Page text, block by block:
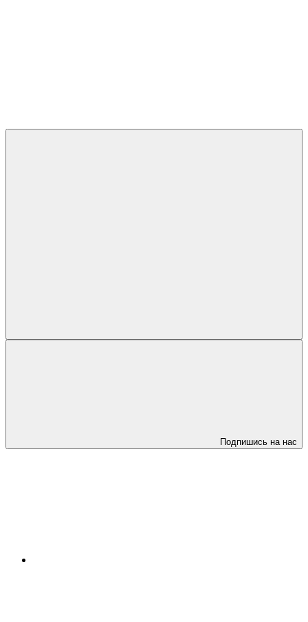
Подпишись на нас